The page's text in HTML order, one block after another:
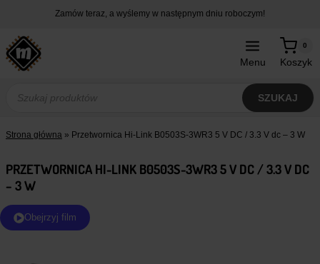
treści
Zamów teraz, a wyślemy w następnym dniu roboczym!
Menu Koszyk
0
produktów
SZUKAJ
Strona główna » Przetwornica Hi-Link B0503S-3WR3 5 V DC / 3.3 V dc – 3 W
PRZETWORNICA HI-LINK B0503S-3WR3 5 V DC / 3.3 V DC
– 3 W
Obejrzyj film